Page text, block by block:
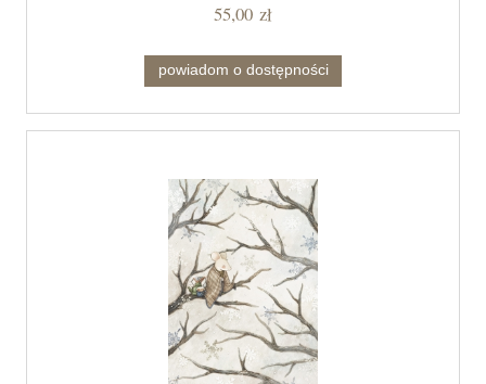
55,00 zł
powiadom o dostępności